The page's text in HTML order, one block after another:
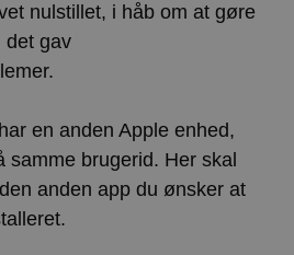
nulstillet, i håb om at gøre
det gav
en anden Apple enhed,
samme brugerid. Her skal
anden app du ønsker at